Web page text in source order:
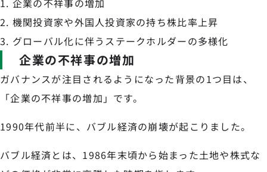
企業の不祥事の増加
機関投資家や外国人投資家の持ち株比率上昇
グローバル化に伴うステークホルダーの多様化
企業の不祥事の増加
ガバナンスが注目されるようになった背景の1つ目は、
「企業の不祥事の増加」です。
1990年代前半に、バブル経済の崩壊が起こりました。
バブル経済とは、1986年末頃から始まった土地や株式な